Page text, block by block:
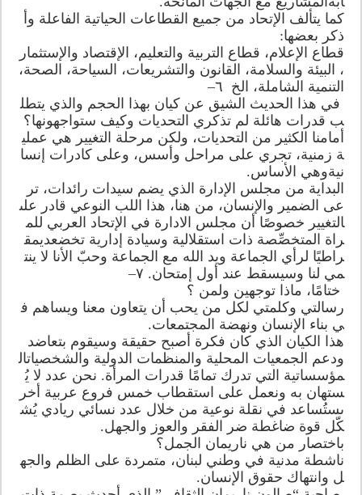
كما يتألف الإتحاد من جميع القطاعات الحياتية الفاعلة وأ
ذكر بعضها:
قطاع الإعلام، قطاع التربية والتعليم، الإقتصاد والإستثمار
، البيئة والسلامة، القانون والتشريعات، السياحة، الصحة،
التنمية الشاملة، الخ ٦–
في هذا الحديث الشيق عن كيان بهذا الحجم والذي يتطل
ب قدرات هائلة لم تذكري التحديات وكيف ستواجهونها؟
أمامنا الكثير من التحديات، ولكن مرحلة التغيير هي عملي
ة زمنية، تجري على مراحل وأسس، وعلى كادرات إنسا
نيةوهي الأساس.
البداية من مجلس الإدارة الذي يضم سيدات رائدات، تر
عى الضمير والإنسان، من هنا، هذا اللب النوعي قادر على
التغيير خصوصًا أن مجلس الادارة في الإتحاد العربي للم
راة المتخصِّصة ذات استقلالية وسيادة إدارية تخضعديمق
راطيًا لرأي الجماعة ويد الله مع الجماعة وحبّ الأنا لا ينت
مي لنا وسيسقط عند أول إمتحان. ٧–
ختامًا، ماذا توجهين ولمن ؟
رسالتي وكلمتي لكل من يحب أن يتعاون معنا ويساهم ف
ي بناء الإنسان ونهضة المجتمعات.
هذا الكيان الذي كان فكرة أصبح حقيقة وسيقوم بتعاضد
ودعم الجمعيات المحلية والمنظمات الدولية والشخصياتال
مؤسساتية التي تدرك تمامًا قدرات المرأة. نحن عدد لا يُ
ستهان به ونعمل على استقطاب خمس فروع عربية أخر
ىستُساعد في نقلة نوعية من خلال عدد نسائي ريادي يُش
كّل قوة ضاغطة ضر الفقر والعوز والجهل.
باختصار من هي ناريمان الجمل؟
ناشطة مدنية في وطني لبنان، متمردة على الظلم والجه
ل وانتهاك حقوق الإنسان.